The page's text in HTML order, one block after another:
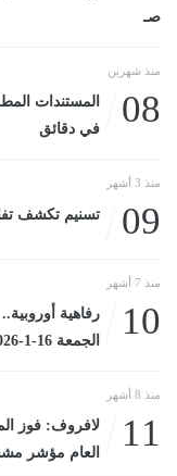
صـ
منذ شهرين
08
المستندات
في دقائق
منذ 3 أشهر
09 تسنيم تكشف
منذ 7 أشهر
10
رفاهية
الجمعة 16-1-2026
منذ 8 أشهر
11
لافروف: فوز
العام مؤشر